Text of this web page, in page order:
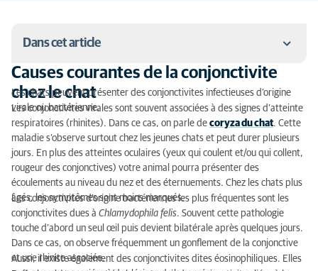
Dans cet article
Causes courantes de la conjonctivite chez le chat
Combien de temps dure une conjonctivite chez le
chat ?
Symptômes de la conjonctivite chez le chat
Comment soigner la conjonctivite chez le chat
Causes courantes de la conjonctivite
chez le chat
Les chats peuvent présenter des conjonctivites infectieuses d’origine
virale ou bactérienne.
Les conjonctivites virales sont souvent associées à des signes d’atteinte
respiratoires (rhinites). Dans ce cas, on parle de coryza du chat. Cette
maladie s’observe surtout chez les jeunes chats et peut durer plusieurs
jours. En plus des atteintes oculaires (yeux qui coulent et/ou qui collent,
rougeur des conjonctives) votre animal pourra présenter des
écoulements au niveau du nez et des éternuements. Chez les chats plus
âgés, les symptômes sont moins marqués.
Les conjonctivites d’origine bactériennes les plus fréquentes sont les
conjonctivites dues à Chlamydophila felis. Souvent cette pathologie
touche d’abord un seul œil puis devient bilatérale après quelques jours.
Dans ce cas, on observe fréquemment un gonflement de la conjonctive
et une rhinite associée.
Aussi, il existe également des conjonctivites dites éosinophiliques. Elles